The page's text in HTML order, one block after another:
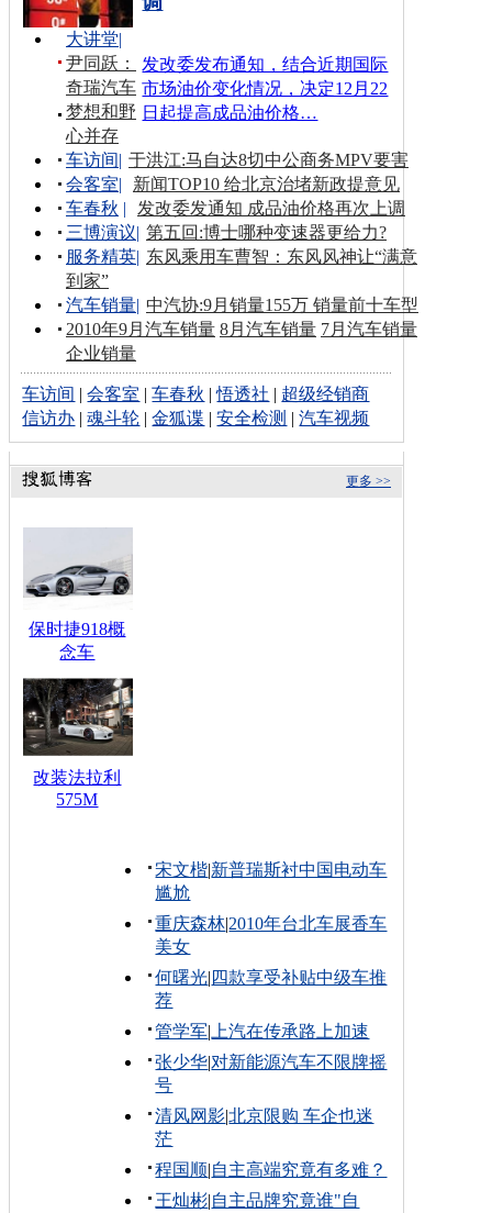
发改委发布通知，结合近期国际
市场油价变化情况，决定12月22
日起提高成品油价格…
大讲堂|
尹同跃：
奇瑞汽车
梦想和野
心并存
车访间| 于洪江:马自达8切中公商务MPV要害
会客室|
新闻TOP10 给北京治堵新政提意见
车春秋 |
发改委发通知 成品油价格再次上调
三博演议| 第五回:博士哪种变速器更给力?
服务精英| 东风乘用车曹智：东风风神让“满意
到家”
汽车销量| 中汽协:9月销量155万 销量前十车型
2010年9月汽车销量 8月汽车销量 7月汽车销量
企业销量
车访间 |会客室 |车春秋 |悟透社 | 超级经销商
信访办 |魂斗轮 |金狐谍 |安全检测 |汽车视频
更多 >>
保时捷918概
念车
改装法拉利
575M
宋文楷|新普瑞斯衬中国电动车
尴尬
重庆森林|2010年台北车展香车
美女
何曙光| 四款享受补贴中级车推
荐
管学军| 上汽在传承路上加速
张少华|对新能源汽车不限牌摇
号
清风网影|北京限购 车企也迷
茫
程国顺|自主高端究竟有多难？
王灿彬|自主品牌究竟谁"自